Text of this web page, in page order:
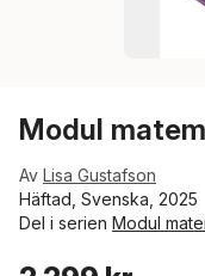
Modul
Av Lisa Gustafson
Häftad, Svenska, 2025
Del i serien Modul